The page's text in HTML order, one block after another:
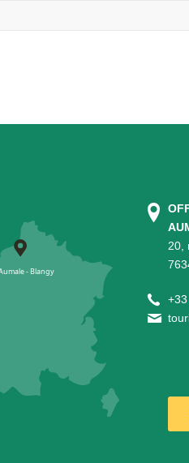
20,
+